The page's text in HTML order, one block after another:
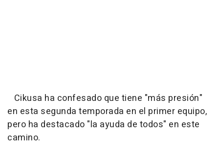
Cikusa ha confesado que tiene "más presión"
en esta segunda temporada en el primer equipo,
pero ha destacado "la ayuda de todos" en este
camino.